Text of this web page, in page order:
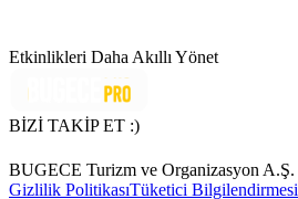
Etkinlikleri Daha Akıllı Yönet
BİZİ TAKİP ET :)
BUGECE Turizm ve Organizasyon A.Ş.
Gizlilik PolitikasıTüketici Bilgilendirmesi